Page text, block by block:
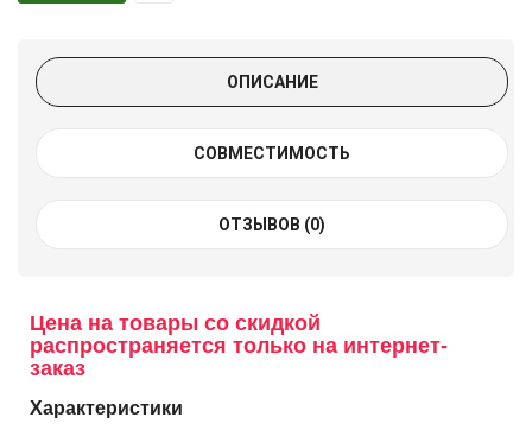
ОПИСАНИЕ
СОВМЕСТИМОСТЬ
ОТЗЫВОВ (0)
Цена на товары со скидкой
распространяется только на интернет-
заказ
Характеристики